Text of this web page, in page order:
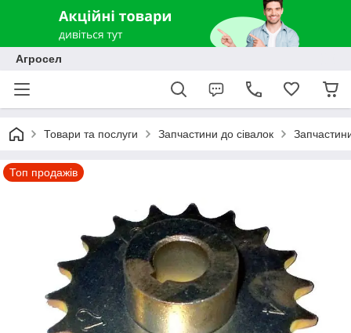
Агросел
Товари та послуги Запчастини до сівалок
Топ продажів